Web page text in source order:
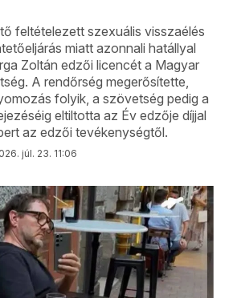
feltételezett szexuális visszaélés
miatt azonnali hatállyal
Zoltán edzői licencét a Magyar
A rendőrség megerősítette,
folyik, a szövetség pedig a
eltiltotta az Év edzője díjjal
az edzői tevékenységtől.
júl. 23. 11:06